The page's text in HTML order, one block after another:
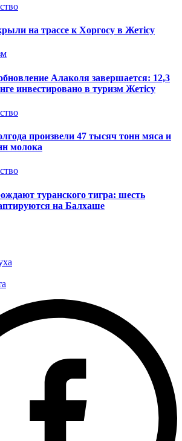
на трассе к Хоргосу в Жетісу
Алаколя завершается: 12,3
инвестировано в туризм Жетісу
произвели 47 тысяч тонн мяса и
молока
туранского тигра: шесть
на Балхаше